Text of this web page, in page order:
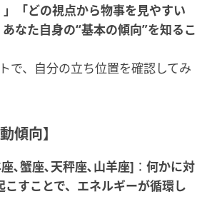
「どの視点から物事を見やすい
なた自身の“基本の傾向”を知るこ
で、自分の立ち位置を確認してみ
傾向】
､蟹座､天秤座､山羊座] ： 何かに対
こすことで、エネルギーが循環し